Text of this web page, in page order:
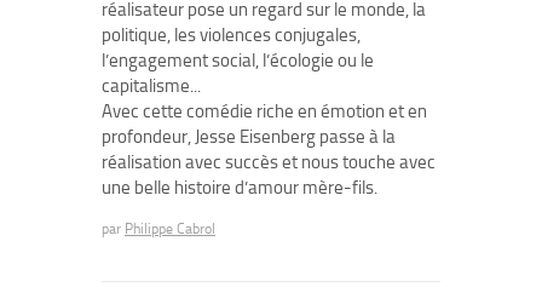
réalisateur pose un regard sur le monde, la
politique, les violences conjugales,
l’engagement social, l’écologie ou le
capitalisme...
Avec cette comédie riche en émotion et en
profondeur, Jesse Eisenberg passe à la
réalisation avec succès et nous touche avec
une belle histoire d’amour mère-fils.
par Philippe Cabrol